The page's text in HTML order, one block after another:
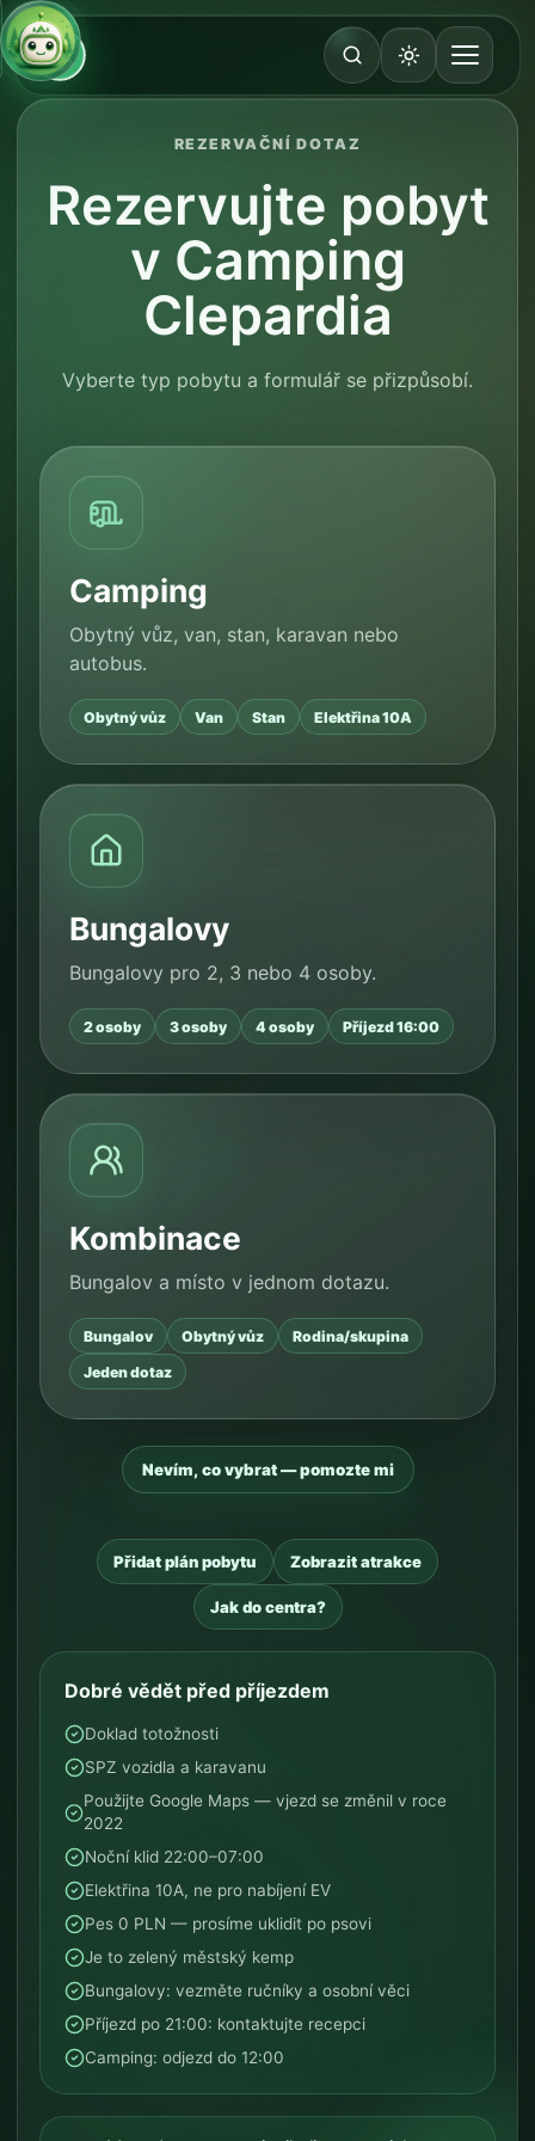
REZERVAČNÍ DOTAZ
Rezervujte pobyt
v Camping
Clepardia
Vyberte typ pobytu a formulář se přizpůsobí.
Camping
Obytný vůz, van, stan, karavan nebo
autobus.
Obytný vůz Van Stan Elektřina 10A
Bungalovy
Bungalovy pro 2, 3 nebo 4 osoby.
2 osoby 3 osoby 4 osoby Příjezd 16:00
Kombinace
Bungalov a místo v jednom dotazu.
Bungalov Obytný vůz
Rodina/skupina
Jeden dotaz
Nevím, co vybrat — pomozte mi
Přidat plán pobytu Zobrazit atrakce
Jak do centra?
Dobré vědět před příjezdem
Doklad totožnosti
SPZ vozidla a karavanu
Použijte Google Maps — vjezd se změnil v roce
2022
Noční klid 22:00–07:00
Elektřina 10A, ne pro nabíjení EV
Pes 0 PLN — prosíme uklidit po psovi
Je to zelený městský kemp
Bungalovy: vezměte ručníky a osobní věci
Příjezd po 21:00: kontaktujte recepci
Camping: odjezd do 12:00